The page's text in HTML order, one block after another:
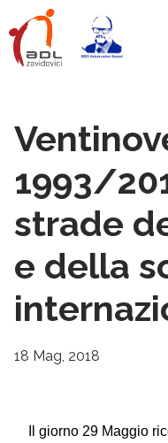
1993/
strade
e della
18 Mag, 2018
Il giorno 29 Maggio